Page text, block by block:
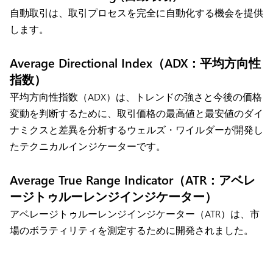
自動取引は、取引プロセスを完全に自動化する機会を提供
します。
Average Directional Index（ADX：平均方向性
指数）
平均方向性指数（ADX）は、トレンドの強さと今後の価格
変動を判断するために、取引価格の最高値と最安値のダイ
ナミクスと差異を分析するウェルズ・ワイルダーが開発し
たテクニカルインジケーターです。
Average True Range Indicator（ATR：アベレ
ージトゥルーレンジインジケーター）
アベレージトゥルーレンジインジケーター（ATR）は、市
場のボラティリティを測定するために開発されました。